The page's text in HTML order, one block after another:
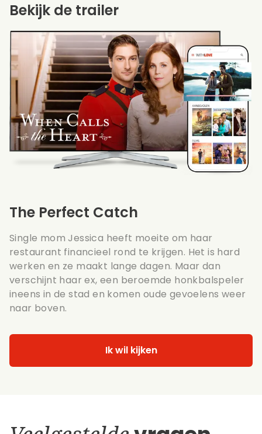
The Perfect Catch
Single mom Jessica heeft moeite om haar
restaurant financieel rond te krijgen. Het is hard
werken en ze maakt lange dagen. Maar dan
verschijnt haar ex, een beroemde honkbalspeler
ineens in de stad en komen oude gevoelens weer
naar boven.
Ik wil kijken
Bekijk de trailer